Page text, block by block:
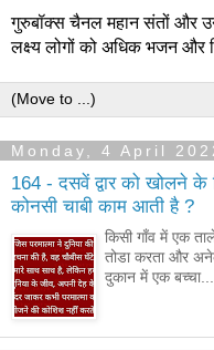
गुरुबॉक्स चैनल महान संतों और
लक्ष्य लोगों को अधिक भजन और
Monday, 4 April
164 - दसवें द्वार को खोलने के
कोनसी चाबी काम आती है ?
किसी गाँव में एक
तोडा करता और
दुकान में एक बच्चा...